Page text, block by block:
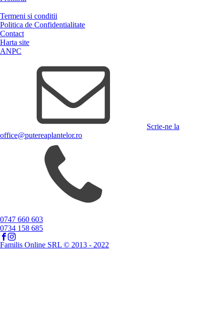
Termeni si conditii
Politica de Confidentialitate
Contact
Harta site
ANPC
Scrie-ne la
office@putereaplantelor.ro
0747 660 603
0734 158 685
Familis Online SRL © 2013 - 2022